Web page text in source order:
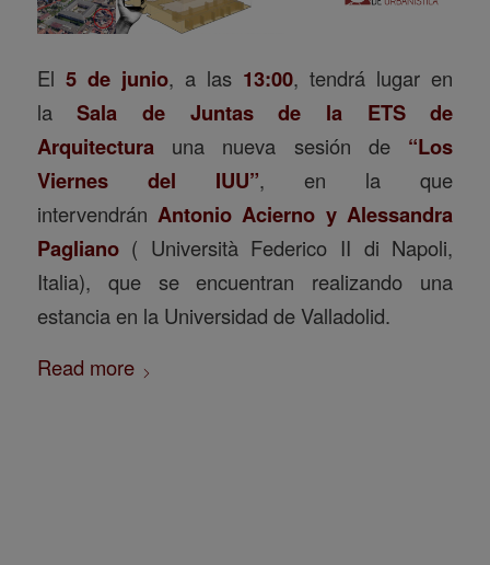
El 5 de junio, a las 13:00, tendrá lugar en
laSala de Juntas de la ETS de
Arquitectura una nueva sesión de “Los
Viernes del IUU”, en la que
intervendránAntonio Acierno y Alessandra
Pagliano( Università Federico II di Napoli,
Italia), que se encuentran realizando una
estancia en la Universidad de Valladolid.
Read more